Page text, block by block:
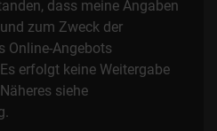
dass meine Angaben
zum Zweck der
Online-Angebots
erfolgt keine Weitergabe
siehe
.